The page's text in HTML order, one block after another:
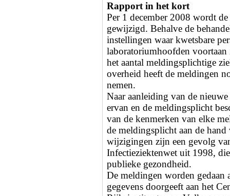
Rapport in het kort
Per 1 december 2008 wordt
gewijzigd. Behalve de
instellingen waar kwetsbare
laboratoriumhoofden
het aantal meldingsplichtige
overheid heeft de meldingen
nemen.
Naar aanleiding van de
ervan en de meldingsplicht
van de kenmerken van elke
de meldingsplicht aan de
wijzigingen zijn een gevolg
Infectieziektenwet uit 1998,
publieke gezondheid.
De meldingen worden gedaan
gegevens doorgeeft aan het